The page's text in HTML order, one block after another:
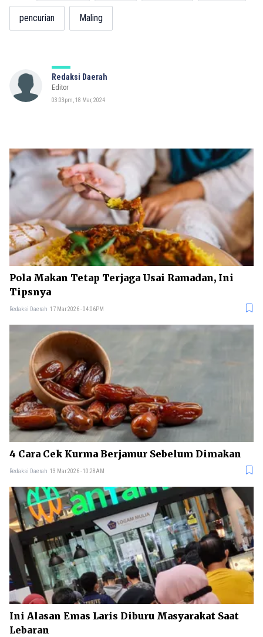
pencurian Maling
Redaksi Daerah
Editor
03:03pm, 18 Mar, 2024
Pola Makan Tetap Terjaga Usai Ramadan, Ini
Tipsnya
Redaksi Daerah 17 Mar 2026 - 04:06PM
4 Cara Cek Kurma Berjamur Sebelum Dimakan
Redaksi Daerah 13 Mar 2026 - 10:28AM
Ini Alasan Emas Laris Diburu Masyarakat Saat
Lebaran